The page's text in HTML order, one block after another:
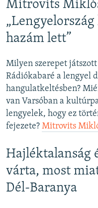
Mitrovits
hazám lett”
Milyen szerepet
Rádiókabaré a lengyel
hangulatkeltésben?
van Varsóban a
lengyelek, hogy ez
fejezete? Mitrovits
Hajléktalanság
várta, most
Dél-Baranya